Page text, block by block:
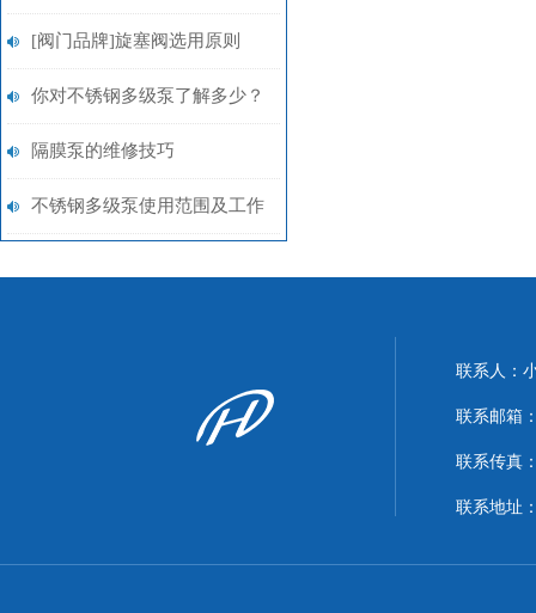
产的一大助力
[阀门品牌]旋塞阀选用原则
你对不锈钢多级泵了解多少？
知道其输送介质吗？
隔膜泵的维修技巧
不锈钢多级泵使用范围及工作
联系人：
联系邮箱
联系传真
联系地址